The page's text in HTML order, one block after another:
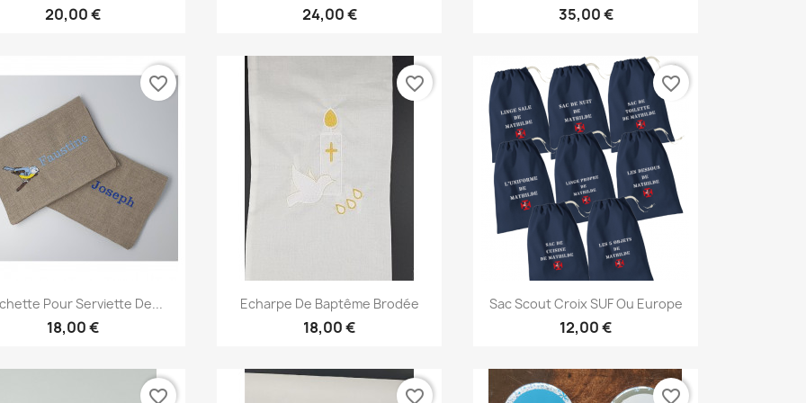
20,00 € 24,00 € 35,00 €
Aperçu rapide
Pour Serviette De...
18,00 €
favorite_border
Aperçu rapide
Echarpe De Baptême Brodée
18,00 €
favorite_border
Aperçu rapide
Sac Scout Croix SUF Ou Europe
12,00 €
favorite_border
favorite_border favorite_border favorite_border